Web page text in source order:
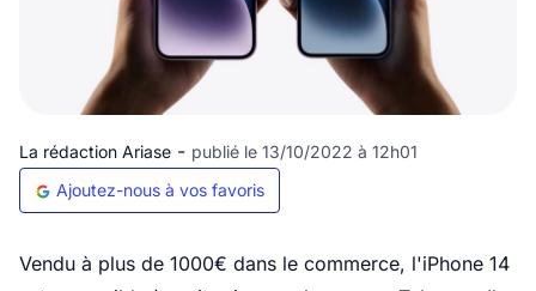
La rédaction Ariase - publié le 13/10/2022 à 12h01
Ajoutez-nous à vos favoris
Vendu à plus de 1000€ dans le commerce, l'iPhone 14